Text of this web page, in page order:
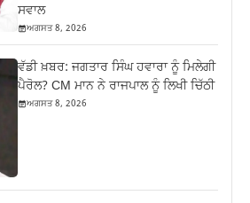
ਸਵਾਲ
ਅਗਸਤ 8, 2026
ਵੱਡੀ ਖ਼ਬਰ: ਜਗਤਾਰ ਸਿੰਘ ਹਵਾਰਾ ਨੂੰ ਮਿਲੇਗੀ
ਪੈਰੋਲ? CM ਮਾਨ ਨੇ ਰਾਜਪਾਲ ਨੂੰ ਲਿਖੀ ਚਿੱਠੀ
ਅਗਸਤ 8, 2026